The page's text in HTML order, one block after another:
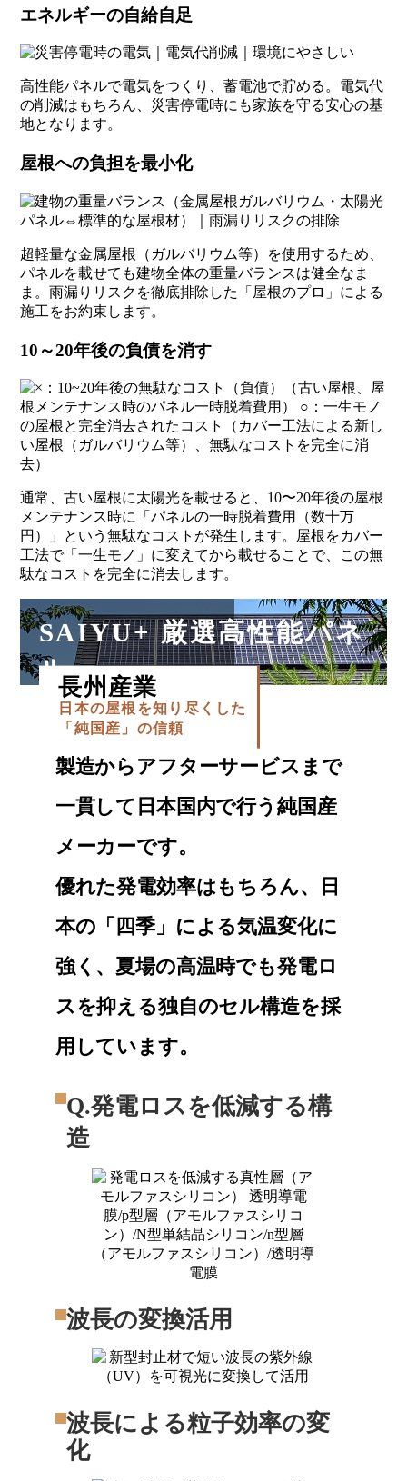
エネルギーの自給自足
高性能パネルで電気をつくり、蓄電池で貯める。電気代
の削減はもちろん、災害停電時にも家族を守る安心の基
地となります。
屋根への負担を最小化
超軽量な金属屋根（ガルバリウム等）を使用するため、
パネルを載せても建物全体の重量バランスは健全なま
ま。雨漏りリスクを徹底排除した「屋根のプロ」による
施工をお約束します。
10～20年後の負債を消す
通常、古い屋根に太陽光を載せると、10〜20年後の屋根
メンテナンス時に「パネルの一時脱着費用（数十万
円）」という無駄なコストが発生します。屋根をカバー
工法で「一生モノ」に変えてから載せることで、この無
駄なコストを完全に消去します。
SAIYU+ 厳選高性能パネ
ル
長州産業
日本の屋根を知り尽くした
「純国産」の信頼
製造からアフターサービスまで
一貫して日本国内で行う純国産
メーカーです。
優れた発電効率はもちろん、日
本の「四季」による気温変化に
強く、夏場の高温時でも発電ロ
スを抑える独自のセル構造を採
用しています。
Q.発電ロスを低減する構
造
波長の変換活用
波長による粒子効率の変
化